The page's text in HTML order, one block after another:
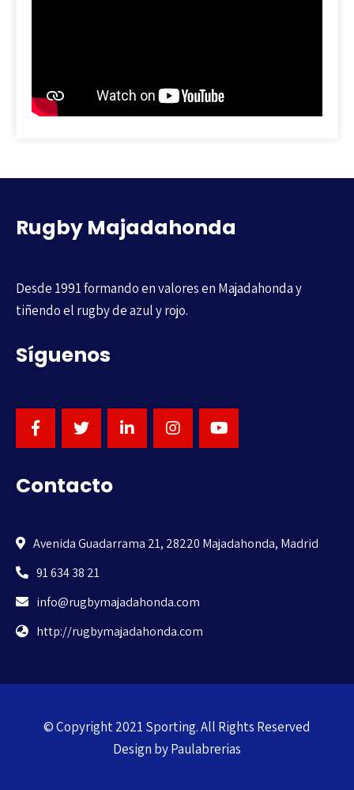
Rugby Majadahonda
Desde 1991 formando en valores en Majadahonda y
tiñendo el rugby de azul y rojo.
Síguenos
Contacto
Avenida Guadarrama 21, 28220 Majadahonda, Madrid
91 634 38 21
info@rugbymajadahonda.com
http://rugbymajadahonda.com
© Copyright 2021 Sporting. All Rights Reserved
Design byPaulabrerias